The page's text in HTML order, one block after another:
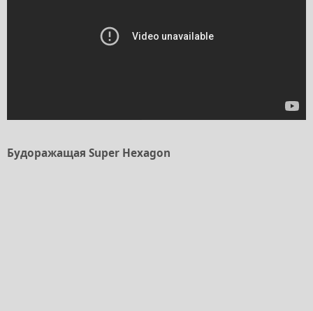
Будоражащая Super Hexagon